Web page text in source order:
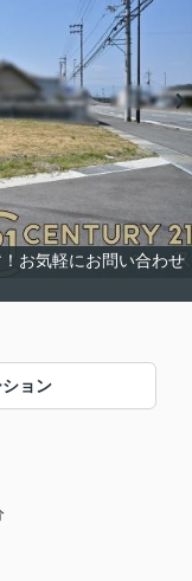
お気軽にお問い合わせ
ョン